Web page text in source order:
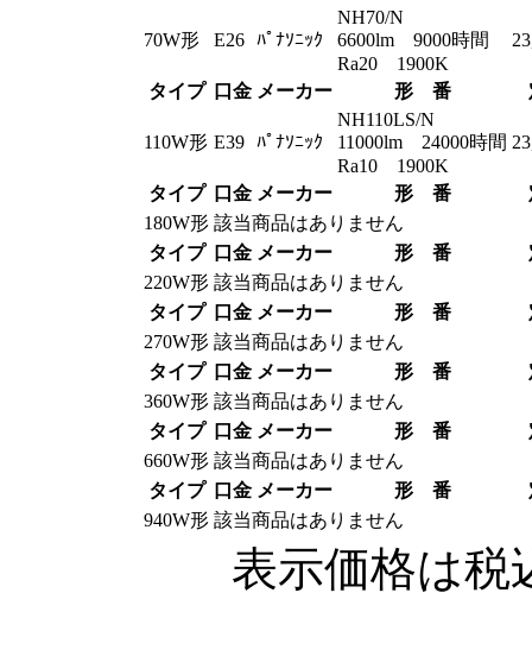
70W形 E26 ﾊﾟﾅｿﾆｯｸ
NH70/N
6600lm 9000時間
Ra20 1900K
タイプ 口金 メーカー 形 番
110W形 E39 ﾊﾟﾅｿﾆｯｸ
NH110LS/N
11000lm 24000時間
Ra10 1900K
タイプ 口金 メーカー 形 番
180W形 該当商品はありません
タイプ
口金 メーカー 形 番
220W形 該当商品はありません
タイプ
口金 メーカー 形 番
270W形 該当商品はありません
タイプ
口金 メーカー 形 番
360W形 該当商品はありません
タイプ
口金 メーカー 形 番
660W形 該当商品はありません
タイプ
口金 メーカー 形 番
940W形 該当商品はありません
表示価格は税